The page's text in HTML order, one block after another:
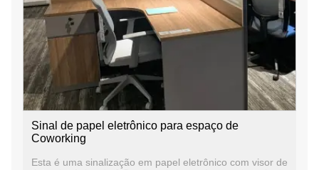
Sinal de papel eletrônico para espaço de
Coworking
Esta é uma sinalização em papel eletrônico com visor de